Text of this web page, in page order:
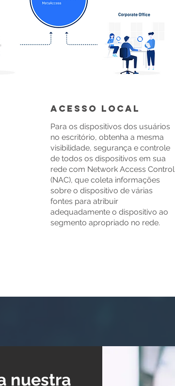
Acesso local
Para os dispositivos dos usuários
no escritório, obtenha a mesma
visibilidade, segurança e controle
de todos os dispositivos em sua
rede com Network Access Control
(NAC), que coleta informações
sobre o dispositivo de várias
fontes para atribuir
adequadamente o dispositivo ao
segmento apropriado no rede.
nuestra